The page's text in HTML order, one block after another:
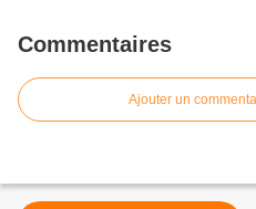
Commentaires
Ajouter un